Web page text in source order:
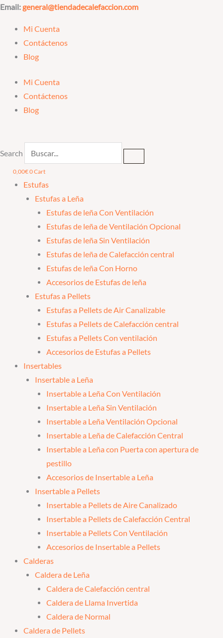
Ir
contenido
Email:general@tiendadecalefaccion.com
Mi Cuenta
Contáctenos
Blog
Mi Cuenta
Contáctenos
Blog
Search
0,00€0Cart
Estufas
Estufas a Leña
Estufas de leña Con Ventilación
Estufas de leña de Ventilación Opcional
Estufas de leña Sin Ventilación
Estufas de leña de Calefacción central
Estufas de leña Con Horno
Accesorios de Estufas de leña
Estufas a Pellets
Estufas a Pellets de Air Canalizable
Estufas a Pellets de Calefacción central
Estufas a Pellets Con ventilación
Accesorios de Estufas a Pellets
Insertables
Insertable a Leña
Insertable a Leña Con Ventilación
Insertable a Leña Sin Ventilación
Insertable a Leña Ventilación Opcional
Insertable a Leña de Calefacción Central
Insertable a Leña con Puerta con apertura de
pestillo
Accesorios de Insertable a Leña
Insertable a Pellets
Insertable a Pellets de Aire Canalizado
Insertable a Pellets de Calefacción Central
Insertable a Pellets Con Ventilación
Accesorios de Insertable a Pellets
Calderas
Caldera de Leña
Caldera de Calefacción central
Caldera de Llama Invertida
Caldera de Normal
Caldera de Pellets